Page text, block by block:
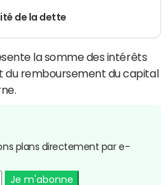
de la dette
la somme des intérêts
remboursement du capital
plans directement par e-
Je m'abonne